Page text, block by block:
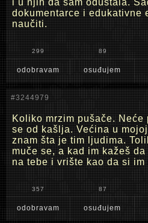
i u njih da sam odustala.
dokumentarce i edukativne
naučiti.
299 89
odobravam osuđujem
#3244979
Koliko mrzim pušače.
se od kašlja. Većina u
znam šta je tim ljudima.
muče se, a kad im kažeš
na tebe i vrište kao da si im
357 87
odobravam osuđujem